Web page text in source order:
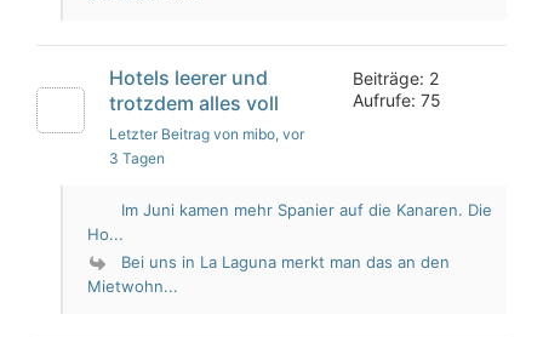
Hotels leerer und
trotzdem alles voll
Letzter Beitrag von mibo, vor
3 Tagen
Beiträge: 2
Aufrufe: 75
Im Juni kamen mehr Spanier auf die Kanaren. Die
Ho...
Bei uns in La Laguna merkt man das an den
Mietwohn...